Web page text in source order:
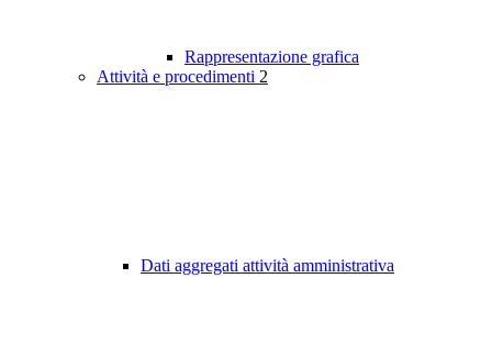
Rappresentazione grafica
Attività e procedimenti 2
Dati aggregati attività amministrativa